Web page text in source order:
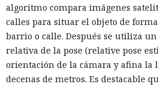
algoritmo compara imágenes
calles para situar el objeto de
barrio o calle. Después se utiliza
relativa de la pose (relative pose
orientación de la cámara y afina la
decenas de metros. Es destacable